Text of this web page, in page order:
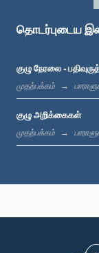
தொடர்புடைய
குழு நேரலை -
முதற்பக்கம்
குழு அறிக்கைகள்
முதற்பக்கம்